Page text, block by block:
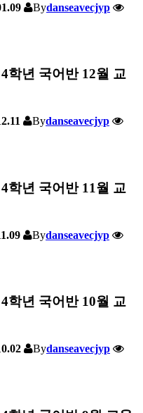
Bydanseavecjyp
학년 국어반 12월 교
Bydanseavecjyp
학년 국어반 11월 교
Bydanseavecjyp
학년 국어반 10월 교
Bydanseavecjyp